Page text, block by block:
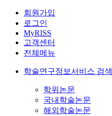
회원가입
로그인
MyRISS
고객센터
전체메뉴
학술연구정보서비스 검색
학위논문
국내학술논문
해외학술논문